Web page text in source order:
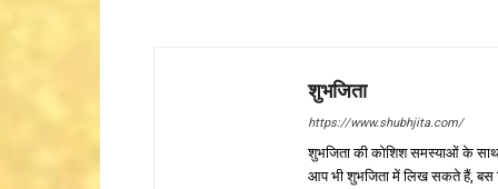
शुभजिता
https://www.shubhjita.com/
शुभजिता की कोशिश समस्याओं के
आप भी शुभजिता में लिख सकते हैं, बस